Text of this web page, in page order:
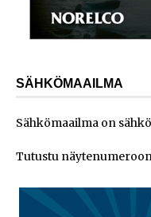
SÄHKÖMAAILMA
Sähkömaailma on
Tutustu